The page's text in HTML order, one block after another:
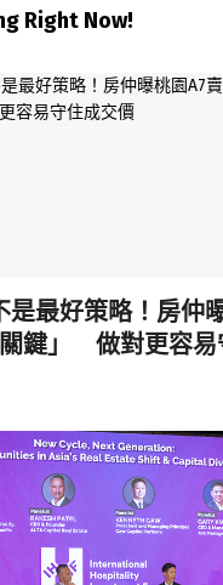
Right Now!
是最好策略！房仲
鍵」 做對更容易